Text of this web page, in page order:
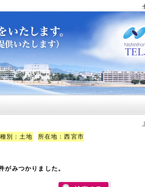
土地
別：土地 所在地：西宮市
がみつかりました。